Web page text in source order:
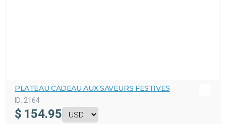
PLATEAU CADEAU AUX SAVEURS FESTIVES
ID: 2164
$ 154.95